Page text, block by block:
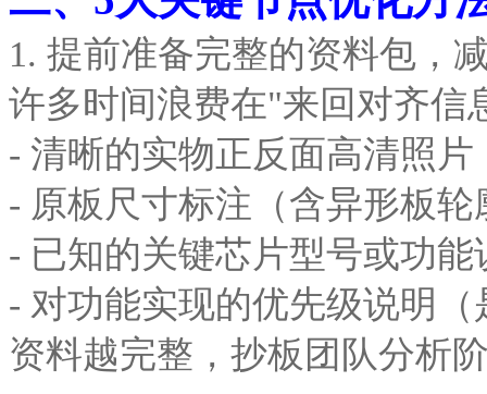
1. 提前准备完整的资料包，
许多时间浪费在"来回对齐信
- 清晰的实物正反面高清照
- 原板尺寸标注（含异形板轮
- 已知的关键芯片型号或功能
- 对功能实现的优先级说明
资料越完整，抄板团队分析